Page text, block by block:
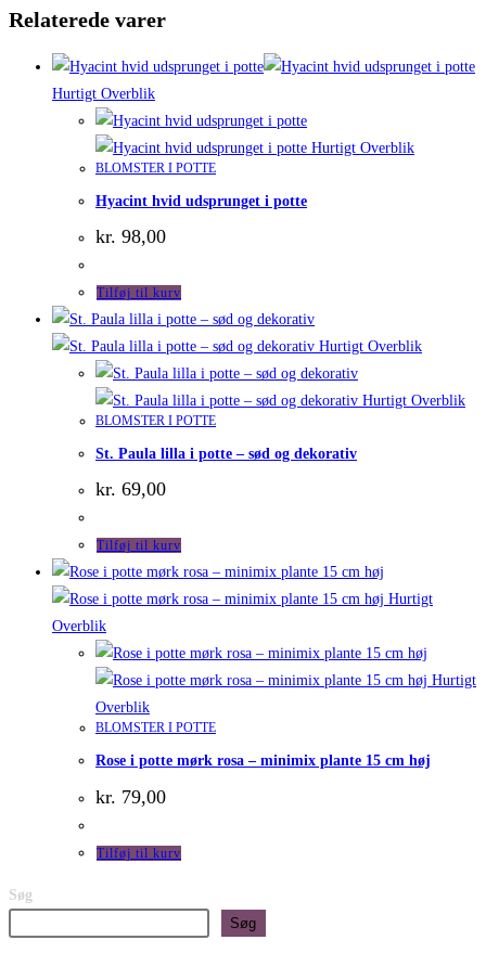
Relaterede varer
Hurtigt Overblik
Hurtigt Overblik
BLOMSTER I POTTE
Hyacint hvid udsprunget i potte
kr. 98,00
Tilføj til kurv
Hurtigt Overblik
Hurtigt Overblik
BLOMSTER I POTTE
St. Paula lilla i potte – sød og dekorativ
kr. 69,00
Tilføj til kurv
Hurtigt
Overblik
Hurtigt
Overblik
BLOMSTER I POTTE
Rose i potte mørk rosa – minimix plante 15 cm høj
kr. 79,00
Tilføj til kurv
Søg
Søg